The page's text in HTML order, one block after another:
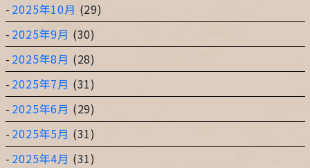
2025年10月 (29)
2025年9月 (30)
2025年8月 (28)
2025年7月 (31)
2025年6月 (29)
2025年5月 (31)
2025年4月 (31)